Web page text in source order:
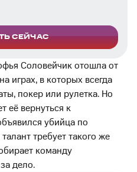
СЕЙЧАС
Соловейчик отошла от
играх, в которых всегда
покер или рулетка. Но
её вернуться к
убийца по
требует такого же
команду
дело.